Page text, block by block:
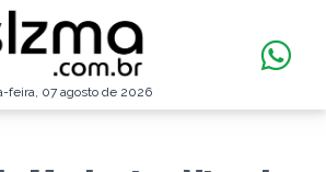
feira, 07 agosto de 2026